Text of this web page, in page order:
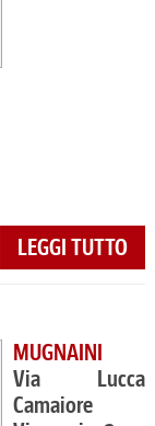
LEGGI TUTTO
MUGNAINI
Via Lucca
Camaiore